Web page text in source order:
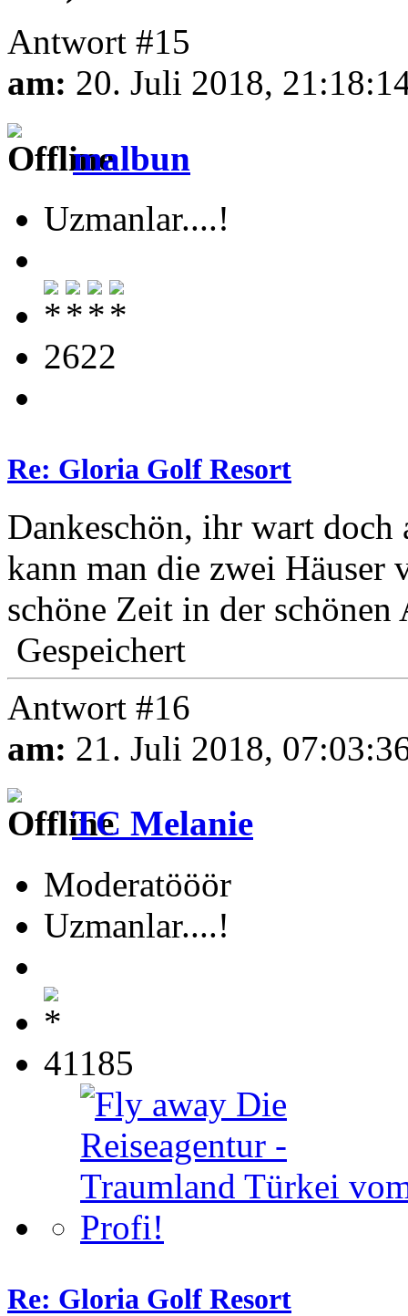
Antwort #15
am: 20. Juli 2018,
malbun
Uzmanlar....!
2622
Re: Gloria Golf Resort
Dankeschön, ihr wart
kann man die zwei Häuser
schöne Zeit in der schönen
Gespeichert
Antwort #16
am: 21. Juli 2018,
TC Melanie
Moderatööör
Uzmanlar....!
41185
Re: Gloria Golf Resort